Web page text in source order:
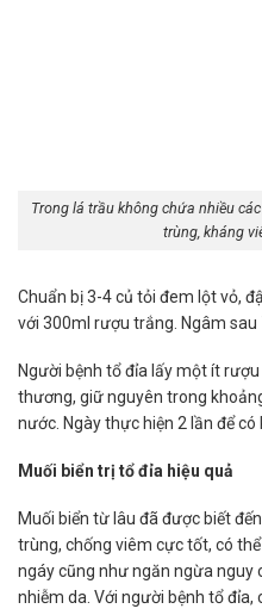
Trong lá trầu không chứa nhiều
trùng, kháng
Chuẩn bị 3-4 củ tỏi đem lột vỏ,
với 300ml rượu trắng. Ngâm sau
Người bệnh tổ đỉa lấy một ít
thương, giữ nguyên trong
nước. Ngày thực hiện 2 lần để có
Muối biển trị tổ đỉa hiệu quả
Muối biển từ lâu đã được biết
trùng, chống viêm cực tốt, có
ngáy cũng như ngăn ngừa nguy
nhiễm da. Với người bệnh tổ